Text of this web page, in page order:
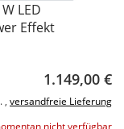
LED
Effekt
1.149,00 €
, versandfreie Lieferung
nicht verfügbar